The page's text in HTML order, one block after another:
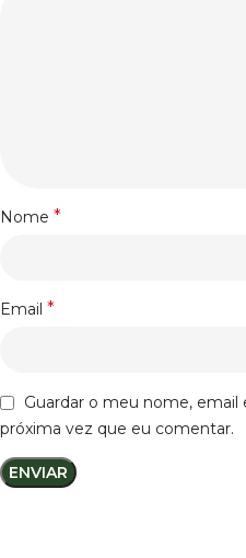
Nome *
Email *
Guardar o meu nome, email
próxima vez que eu comentar.